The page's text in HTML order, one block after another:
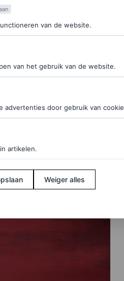
van de website.
van het gebruik van de website.
advertenties door gebruik van
artikelen.
Weiger alles